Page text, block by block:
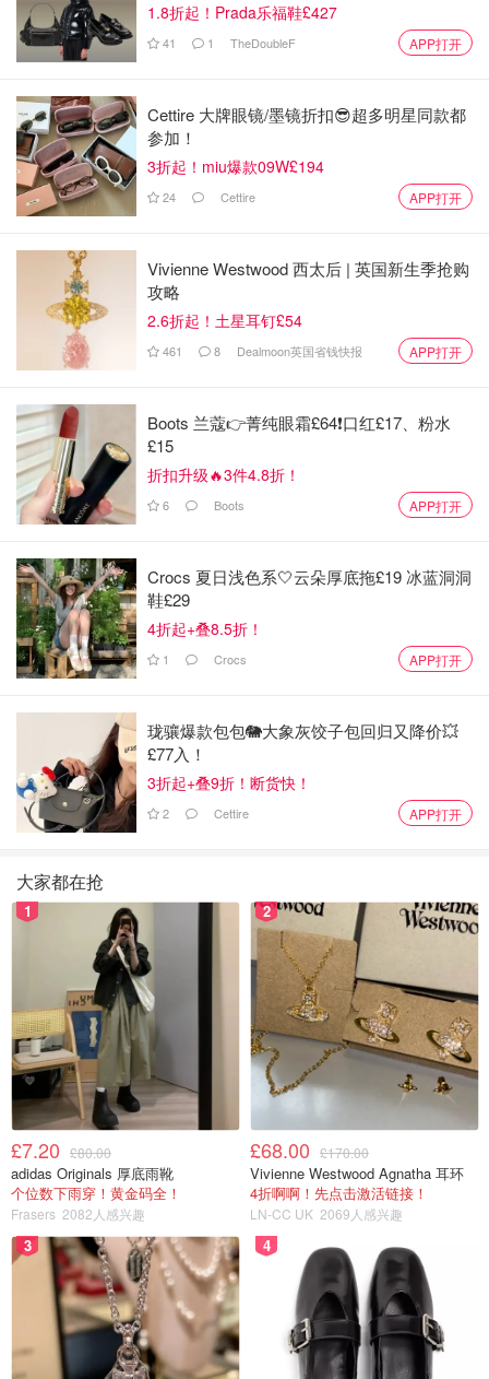
Rob的画风多样，包括🈶️折叠式的2⃣️🈴️1⃣️创意画，我儿子
Gregory 超爱，寒假时他跟着Rob老师视频画了12幅，开学
后拿去学校分享去了[笑哭R]这种创意画作深受同学们喜爱
1.8折起！Prada乐福鞋£427
41 1 TheDoubleF APP打开
Cettire 大牌眼镜/墨镜折扣😎超多明星同款都
参加！
3折起！miu爆款09W£194
24 Cettire APP打开
Vivienne Westwood 西太后 | 英国新生季抢购
攻略
2.6折起！土星耳钉£54
461 8 Dealmoon英国省钱快报 APP打开
Boots 兰蔻👉菁纯眼霜£64❗口红£17、粉水
£15
折扣升级🔥3件4.8折！
6 Boots APP打开
Crocs 夏日浅色系🤍云朵厚底拖£19 冰蓝洞洞
鞋£29
4折起+叠8.5折！
1 Crocs APP打开
珑骧爆款包包🐘大象灰饺子包回归又降价💥
£77入！
3折起+叠9折！断货快！
2 Cettire APP打开
大家都在抢
1
£7.20 £80.00
adidas Originals 厚底雨靴
个位数下雨穿！黄金码全！
Frasers 2082人感兴趣
2
£68.00 £170.00
Vivienne Westwood Agnatha 耳环
4折啊啊！先点击激活链接！
LN-CC UK 2069人感兴趣
3 4